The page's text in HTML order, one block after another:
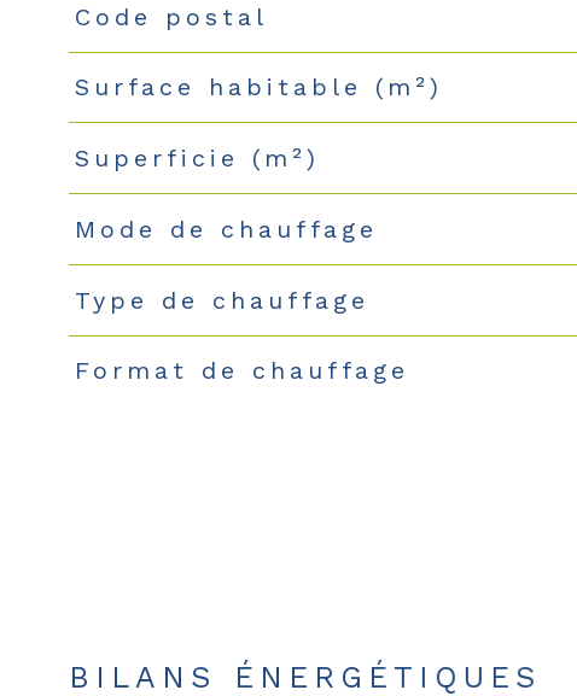
Code postal
Surface habitable (m²)
Superficie (m²)
Mode de chauffage
Type de chauffage
Format de chauffage
BILANS ÉNERGÉTIQUES